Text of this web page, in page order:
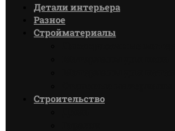
Детали интерьера
Разное
Стройматериалы
Строительство